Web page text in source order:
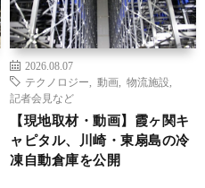
2026.08.07
テクノロジー
動画 物流施設
記者会見など
【現地取材・動画】霞ヶ関キ
ャピタル、川崎・東扇島の冷
凍自動倉庫を公開